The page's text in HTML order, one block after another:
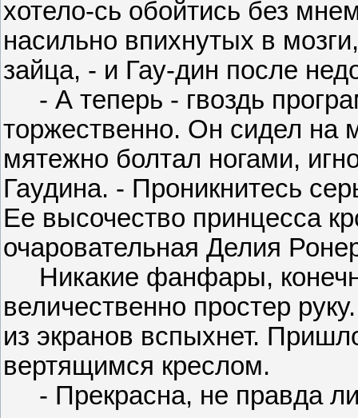
хотело-сь обойтись без
насильно впихнутых в
зайца, - и Гау-дин после
- А теперь - гвоздь
торжественно. Он сидел на
мятежно болтал ногами,
Гаудина. - Проникнитесь
Ее высочество принцесса
очаровательная Делия
Никакие фанфары,
величественно простер
из экранов вспыхнет.
вертящимся креслом.
- Прекрасна, не правда